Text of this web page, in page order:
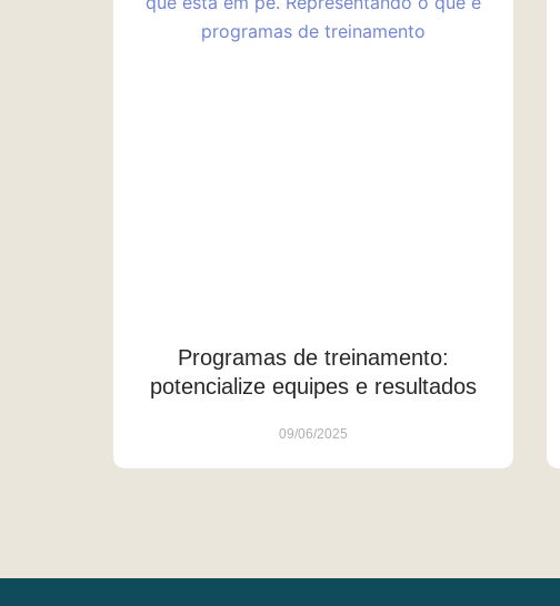
Programas de treinamento:
potencialize equipes e resultados
09/06/2025